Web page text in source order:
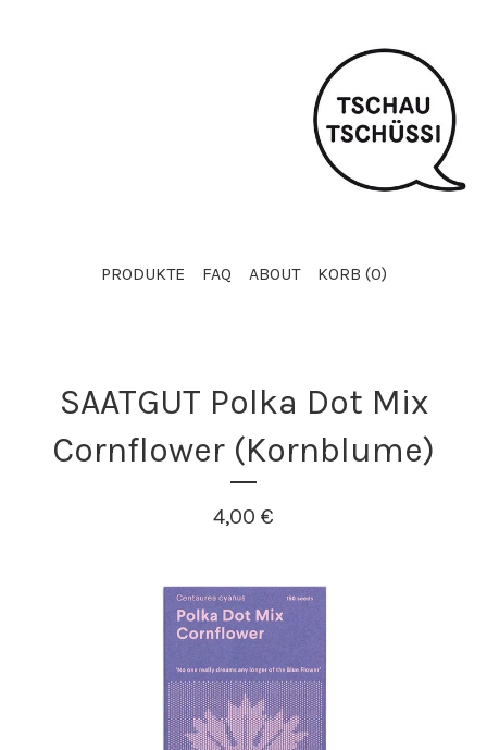
PRODUKTE FAQ ABOUT KORB (0)
SAATGUT Polka Dot Mix
Cornflower (Kornblume)
4,00 €